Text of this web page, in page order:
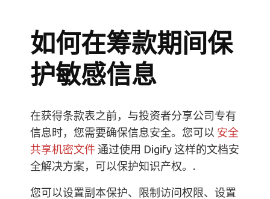
如何在筹款期间保
护敏感信息
在获得条款表之前，与投资者分享公司专有
信息时，您需要确保信息安全。您可以 安全
共享机密文件 通过使用 Digify 这样的文档安
全解决方案，可以保护知识产权。.
您可以设置副本保护、限制访问权限、设置